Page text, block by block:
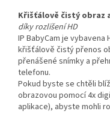
Křišťálově čistý obraz
díky rozlišení HD
IP BabyCam je
křišťálově čistý přenos
přenášené snímky a
telefonu.
Pokud byste se chtěli
obrazovou pomocí 4x
aplikace), abyste mohli